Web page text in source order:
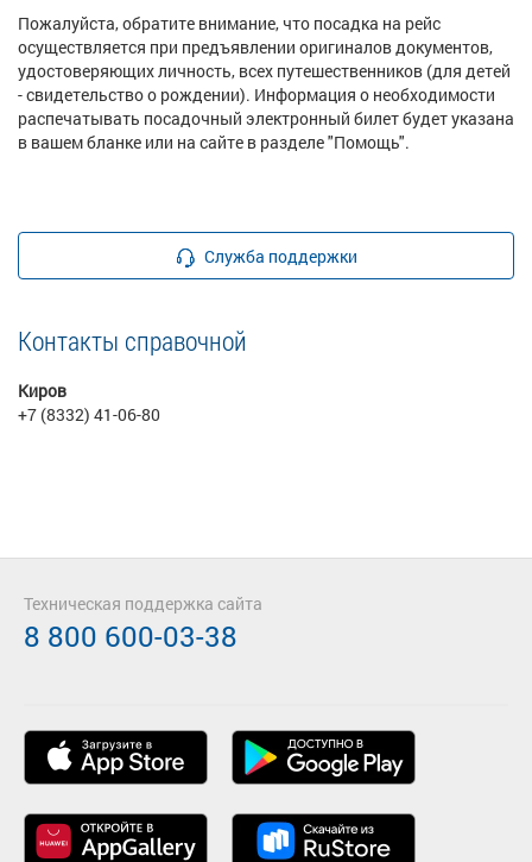
Пожалуйста, обратите внимание, что посадка на рейс
осуществляется при предъявлении оригиналов документов,
удостоверяющих личность, всех путешественников (для детей
- свидетельство о рождении). Информация о необходимости
распечатывать посадочный электронный билет будет указана
в вашем бланке или на сайте в разделе "Помощь".
Служба поддержки
Контакты справочной
Киров
+7 (8332) 41-06-80
Техническая поддержка сайта
8 800 600-03-38